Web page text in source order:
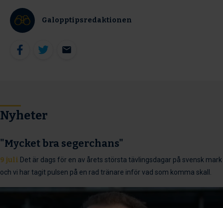
Galopptipsredaktionen
Nyheter
"Mycket bra segerchans"
9 juli Det är dags för en av årets största tävlingsdagar på svensk mark
och vi har tagit pulsen på en rad tränare inför vad som komma skall.